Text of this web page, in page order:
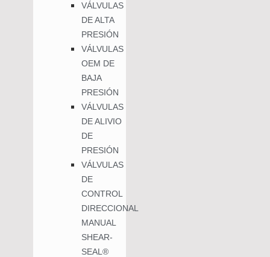
VÁLVULAS
DE ALTA
PRESIÓN
VÁLVULAS
OEM DE
BAJA
PRESIÓN
VÁLVULAS
DE ALIVIO
DE
PRESIÓN
VÁLVULAS
DE
CONTROL
DIRECCIONAL
MANUAL
SHEAR-
SEAL®